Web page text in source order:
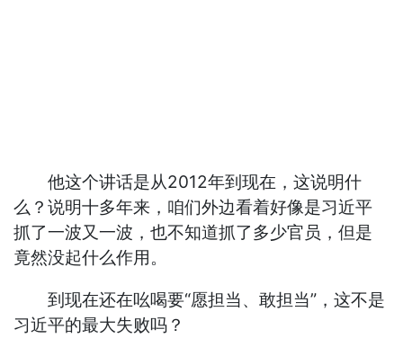
他这个讲话是从2012年到现在，这说明什
么？说明十多年来，咱们外边看着好像是习近平
抓了一波又一波，也不知道抓了多少官员，但是
竟然没起什么作用。
到现在还在吆喝要“愿担当、敢担当”，这不是
习近平的最大失败吗？